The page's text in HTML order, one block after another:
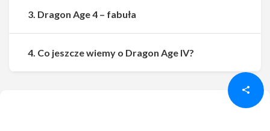
Udostępnij Udostępnij
3. Dragon Age 4 – fabuła
4. Co jeszcze wiemy o Dragon Age IV?